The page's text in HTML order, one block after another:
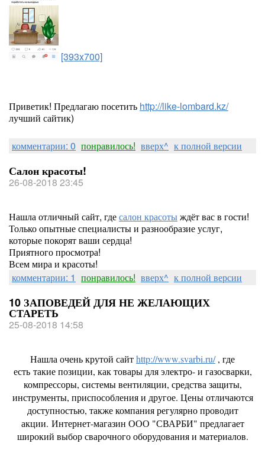
[393x700]
Приветик! Предлагаю посетить http://like-lombard.kz/
лучший сайтик)
комментарии: 0 понравилось! вверх^ к полной версии
Салон красоты!
26-08-2018 23:45
Нашла отличный сайт, гдесалон красотыждёт вас в гости!
Только опытные специалисты и разнообразие услуг,
которые покорят ваши сердца!
Приятного просмотра!
Всем мира и красоты!
комментарии: 1 понравилось! вверх^ к полной версии
10 ЗАПОВЕДЕЙ ДЛЯ НЕ ЖЕЛАЮЩИХ
СТАРЕТЬ
25-08-2018 14:58
Нашла очень крутой сайтhttp://www.svarbi.ru/, где
есть такие позиции, как товары для электро- и газосварки,
компрессоры, системы вентиляции, средства защиты,
инструменты, приспособления и другое. Цены отличаются
доступностью, также компания регулярно проводит
акции. Интернет-магазин ООО "СВАРБИ" предлагает
широкий выбор сварочного оборудования и материалов.